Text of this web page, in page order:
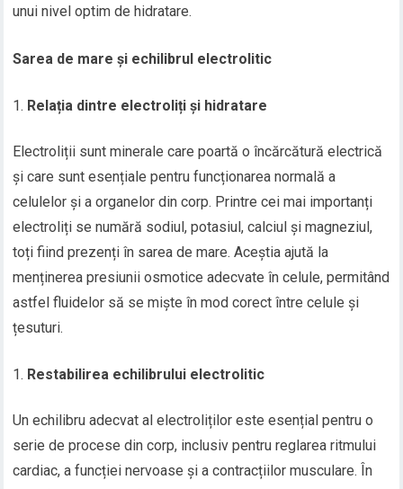
unui nivel optim de hidratare.
Sarea de mare și echilibrul electrolitic
Relația dintre electroliți și hidratare
Electroliții sunt minerale care poartă o încărcătură electrică
și care sunt esențiale pentru funcționarea normală a
celulelor și a organelor din corp. Printre cei mai importanți
electroliți se numără sodiul, potasiul, calciul și magneziul,
toți fiind prezenți în sarea de mare. Aceștia ajută la
menținerea presiunii osmotice adecvate în celule, permitând
astfel fluidelor să se miște în mod corect între celule și
țesuturi.
Restabilirea echilibrului electrolitic
Un echilibru adecvat al electroliților este esențial pentru o
serie de procese din corp, inclusiv pentru reglarea ritmului
cardiac, a funcției nervoase și a contracțiilor musculare. În